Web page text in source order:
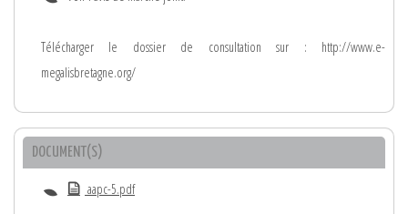
Télécharger le dossier de consultation sur : http://www.e-
megalisbretagne.org/
DOCUMENT(S)
aapc-5.pdf